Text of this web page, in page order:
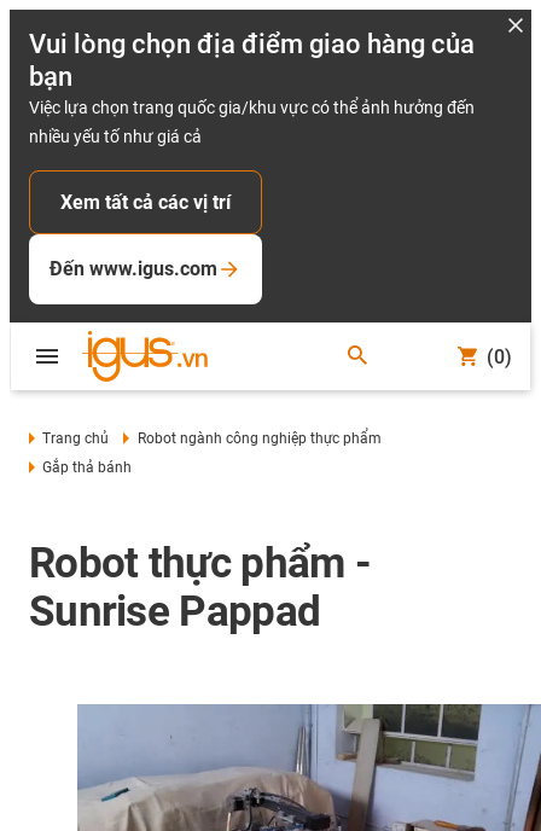
Vui lòng chọn địa điểm giao hàng của
bạn
Việc lựa chọn trang quốc gia/khu vực có thể ảnh hưởng đến
nhiều yếu tố như giá cả
Xem tất cả các vị trí
Đến www.igus.com
(0)
Trang chủ
Robot ngành công nghiệp thực phẩm
Gắp thả bánh
Robot thực phẩm -
Sunrise Pappad